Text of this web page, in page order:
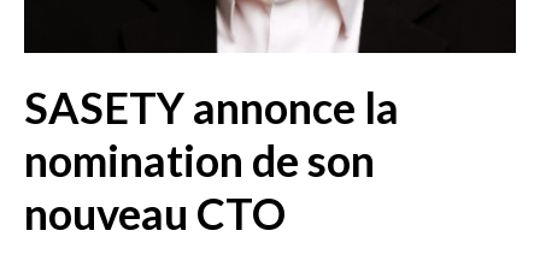
SASETY annonce la
nomination de son
nouveau CTO